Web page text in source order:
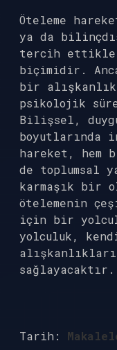
Öteleme
ya da
tercih
biçimidir.
bir
psikolojik
Bilişsel,
boyutlarında
hareket, hem
de toplumsal
karmaşık bir
ötelemenin
için bir
yolculuk,
sağlayacaktır.
Tarih: